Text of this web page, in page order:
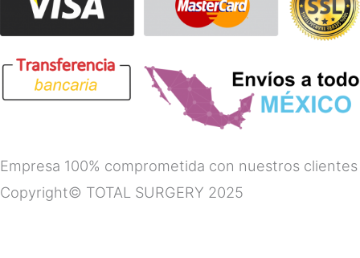
Empresa 100% comprometida con nuestros clientes
Copyright© TOTAL SURGERY 2025